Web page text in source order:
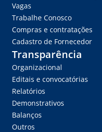
Vagas
Trabalhe Conosco
Compras e contratações
Cadastro de Fornecedor
Transparência
Organizacional
Editais e convocatórias
Relatórios
Demonstrativos
Balanços
Outros